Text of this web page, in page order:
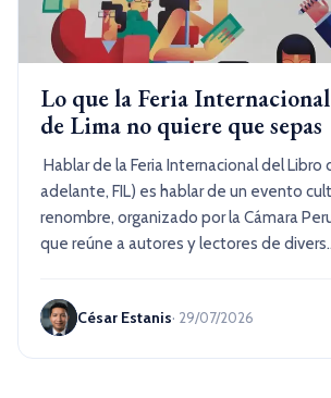
Lo que la Feria
de Lima no quiere que sepas
Hablar de la Feria Internacional del Libro
adelante, FIL) es hablar de un evento
renombre, organizado por la Cámara
que reúne a autores y lectores de
César Estanis· 29/07/2026